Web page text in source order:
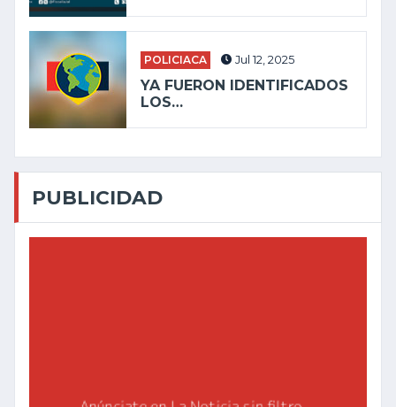
POLICIACA Jul 12, 2025
YA FUERON IDENTIFICADOS
LOS…
PUBLICIDAD